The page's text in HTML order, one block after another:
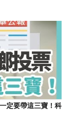
定要帶這三寶！科